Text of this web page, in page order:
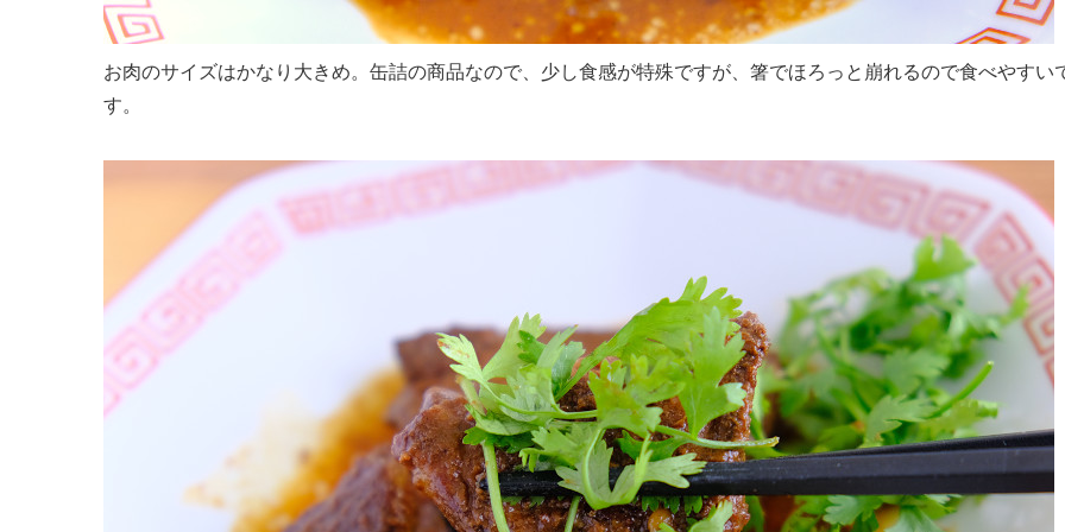
お肉のサイズはかなり大きめ。缶詰の商品なので、少し食感が特殊ですが、箸でほろっと崩れるので食べやすい
す。